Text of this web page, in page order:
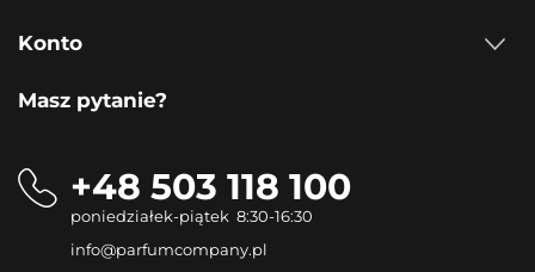
Konto
Masz pytanie?
+48 503 118 100
poniedziałek-piątek 8:30-16:30
info@parfumcompany.pl